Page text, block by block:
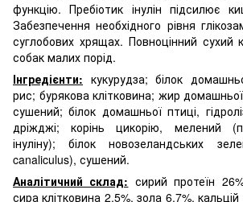
функцію. Пребіотик інулін підсилює
Забезпечення необхідного рівня
суглобових хрящах. Повноцінний
собак малих порід.
Інгредієнти: кукурудза; білок
рис; бурякова клітковина; жир домашньої
сушений; білок домашньої птиці,
дріжджі; корінь цикорію, мелений
інуліну); білок новозеландських
canaliculus), сушений.
Аналітичний склад: сирий протеїн
сира клітковина 2.5%, зола 6.7%,